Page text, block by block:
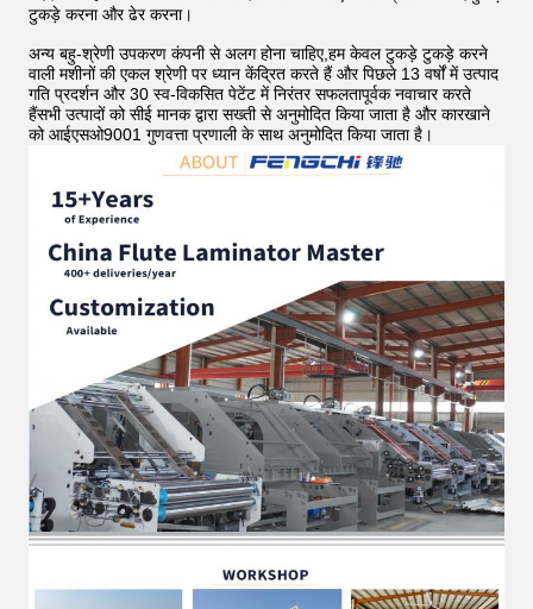
टुकड़े करना और ढेर करना।
अन्य बहु-श्रेणी उपकरण कंपनी से अलग होना चाहिए,हम केवल टुकड़े टुकड़े करने
वाली मशीनों की एकल श्रेणी पर ध्यान केंद्रित करते हैं और पिछले 13 वर्षों में उत्पाद
गति प्रदर्शन और 30 स्व-विकसित पेटेंट में निरंतर सफलतापूर्वक नवाचार करते
हैंसभी उत्पादों को सीई मानक द्वारा सख्ती से अनुमोदित किया जाता है और कारखाने
को आईएसओ9001 गुणवत्ता प्रणाली के साथ अनुमोदित किया जाता है।